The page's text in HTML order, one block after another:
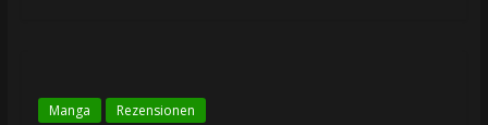
Manga Rezensionen